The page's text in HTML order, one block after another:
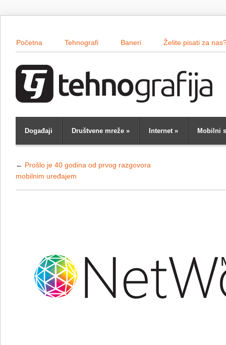
Početna Tehnografi Baneri Želite pisati za
Događaji Društvene mreže » Internet» Mobilni
← Prošlo je 40 godina od prvog razgovora
mobilnim uređajem